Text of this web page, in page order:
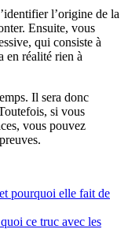
l’origine de la
Ensuite, vous
qui consiste à
en réalité rien à
Il sera donc
si vous
vous pouvez
pourquoi elle fait de
ce truc avec les